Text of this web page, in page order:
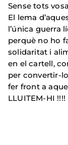
Sense tots
El lema
l’única guerra
perquè no ho
solidaritat i
en el cartell,
per convertir-
fer front a
LLUITEM-HI !!!!